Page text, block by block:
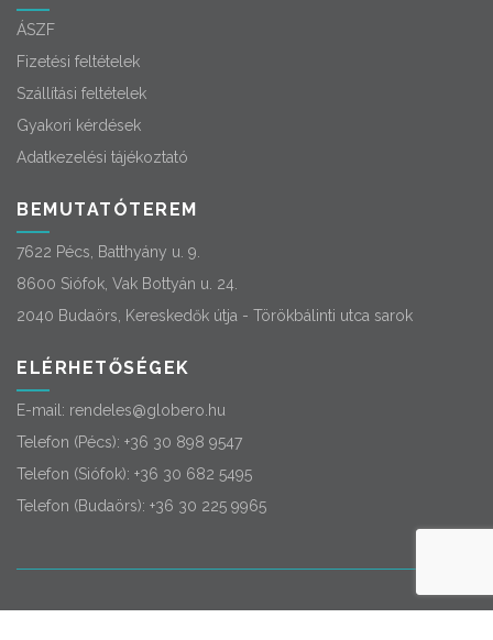
ÁSZF
Fizetési feltételek
Szállítási feltételek
Gyakori kérdések
Adatkezelési tájékoztató
BEMUTATÓTEREM
7622 Pécs, Batthyány u. 9.
8600 Siófok, Vak Bottyán u. 24.
2040 Budaörs, Kereskedők útja - Törökbálinti utca sarok
ELÉRHETŐSÉGEK
E-mail: rendeles@globero.hu
Telefon (Pécs): +36 30 898 9547
Telefon (Siófok): +36 30 682 5495
Telefon (Budaörs): +36 30 225 9965